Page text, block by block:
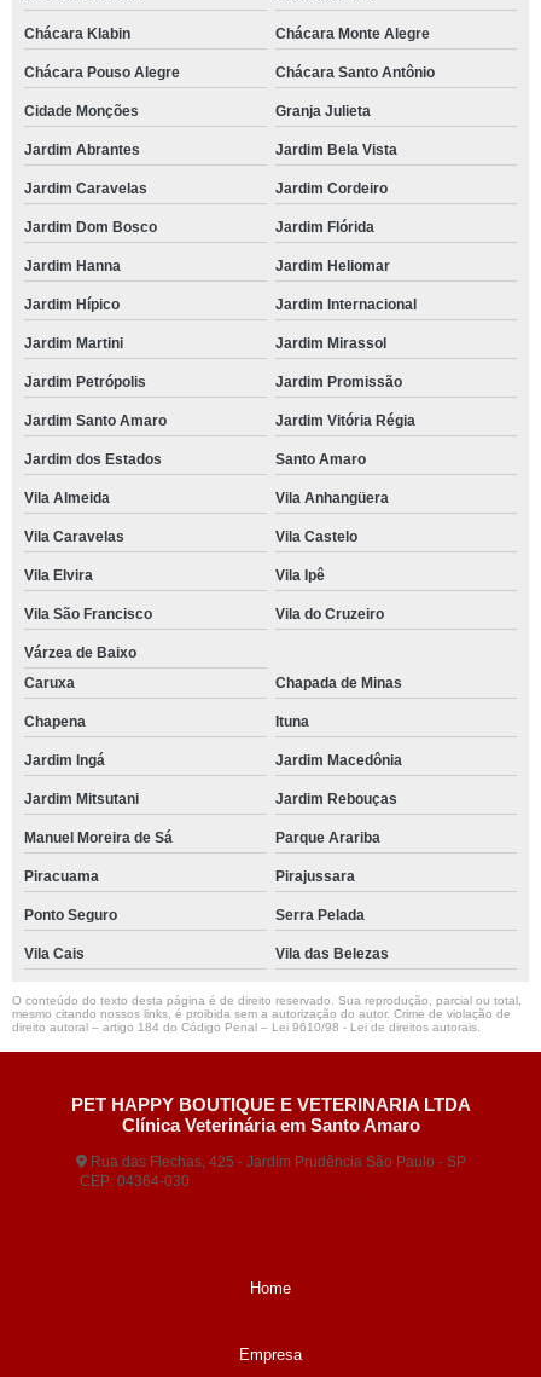
Chácara Klabin Chácara Monte Alegre
Chácara Pouso Alegre Chácara Santo Antônio
Cidade Monções Granja Julieta
Jardim Abrantes Jardim Bela Vista
Jardim Caravelas Jardim Cordeiro
Jardim Dom Bosco Jardim Flórida
Jardim Hanna Jardim Heliomar
Jardim Hípico Jardim Internacional
Jardim Martini Jardim Mirassol
Jardim Petrópolis Jardim Promissão
Jardim Santo Amaro Jardim Vitória Régia
Jardim dos Estados Santo Amaro
Vila Almeida Vila Anhangüera
Vila Caravelas Vila Castelo
Vila Elvira Vila Ipê
Vila São Francisco Vila do Cruzeiro
Várzea de Baixo
Caruxa
Chapada de Minas
Chapena Ituna
Jardim Ingá Jardim Macedônia
Jardim Mitsutani Jardim Rebouças
Manuel Moreira de Sá Parque Arariba
Piracuama Pirajussara
Ponto Seguro Serra Pelada
Vila Cais Vila das Belezas
O conteúdo do texto desta página é de direito reservado. Sua reprodução, parcial ou total,
mesmo citando nossos links, é proibida sem a autorização do autor. Crime de violação de
direito autoral – artigo 184 do Código Penal – Lei 9610/98 - Lei de direitos autorais
PET HAPPY BOUTIQUE E VETERINARIA LTDA
Clínica Veterinária em Santo Amaro
Rua das Flechas, 425 - Jardim Prudência São Paulo - SP
CEP: 04364-030
Home
Empresa